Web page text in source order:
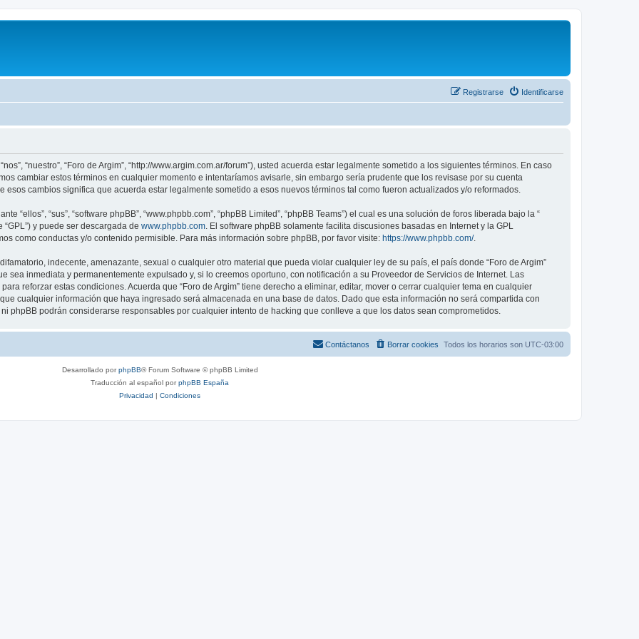
Identificarse
Registrarse
“nuestro”, “Foro de Argim”, “http://www.argim.com.ar/forum”), usted acuerda estar legalmente sometido a los siguientes términos. En caso
cambiar estos términos en cualquier momento e intentaríamos avisarle, sin embargo sería prudente que los revisase por su cuenta
esos cambios significa que acuerda estar legalmente sometido a esos nuevos términos tal como fueron actualizados y/o reformados.
“ellos”, “sus”, “software phpBB”, “www.phpbb.com”, “phpBB Limited”, “phpBB Teams”) el cual es una solución de foros liberada bajo la “
“GPL”) y puede ser descargada de www.phpbb.com . El software phpBB solamente facilita discusiones basadas en Internet y la GPL
como conductas y/o contenido permisible. Para más información sobre phpBB, por favor visite: https://www.phpbb.com/.
indecente, amenazante, sexual o cualquier otro material que pueda violar cualquier ley de su país, el país donde “Foro de Argim”
sea inmediata y permanentemente expulsado y, si lo creemos oportuno, con notificación a su Proveedor de Servicios de Internet. Las
reforzar estas condiciones. Acuerda que “Foro de Argim” tiene derecho a eliminar, editar, mover o cerrar cualquier tema en cualquier
cualquier información que haya ingresado será almacenada en una base de datos. Dado que esta información no será compartida con
phpBB podrán considerarse responsables por cualquier intento de hacking que conlleve a que los datos sean comprometidos.
Todos los horarios son UTC-03:00
Borrar cookies
Contáctanos
Desarrollado porphpBB® Forum Software © phpBB Limited
Traducción al español porphpBB España
Privacidad | Condiciones